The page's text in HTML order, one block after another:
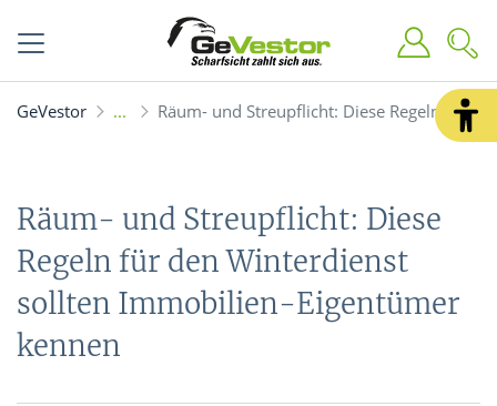
GeVestor Räum- und Streupflicht: Diese Regeln für
Räum- und Streupflicht: Diese
Regeln für den Winterdienst
sollten Immobilien-Eigentümer
kennen